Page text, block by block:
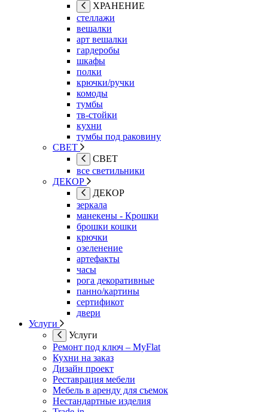
ХРАНЕНИЕ
стеллажи
вешалки
арт вешалки
гардеробы
шкафы
полки
крючки/ручки
комоды
тумбы
тв-стойки
кухни
тумбы под раковину
СВЕТ
СВЕТ
все светильники
ДЕКОР
ДЕКОР
зеркала
манекены - Крошки
брошки кошки
крючки
озеленение
артефакты
часы
рога декоративные
панно/картины
сертификот
двери
Услуги
Услуги
Ремонт под ключ – MyFlat
Кухни на заказ
Дизайн проект
Реставрация мебели
Мебель в аренду для съемок
Нестандартные изделия